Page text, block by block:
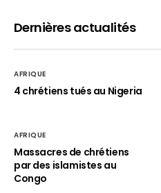
Dernières actualités
AFRIQUE
4 chrétiens tués au Nigeria
AFRIQUE
Massacres de chrétiens
par des islamistes au
Congo